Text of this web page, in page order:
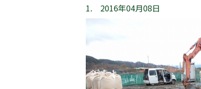
1. 2016年04月08日